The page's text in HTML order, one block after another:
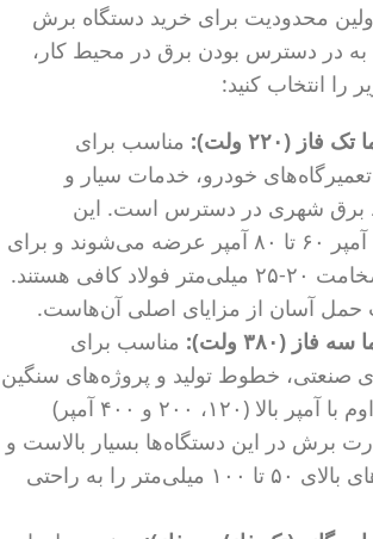
محدودیت برای خرید دستگاه برش
در دسترس بودن برق در محیط کار،
را انتخاب کنید:
(۲۲۰ ولت):
مناسب برای
خودرو، خدمات سیار و
برق شهری در دسترس است. این
دستگاه‌ها معمولاً تا آمپر ۶۰ تا ۸۰ آمپر عرضه می‌شوند و برای
برش ورق‌های تا ضخامت ۲۰-۲۵ میلی‌متر فولاد کافی هستند.
حمل آسان از مزایای اصلی آن‌هاست.
(۳۸۰ ولت):
مناسب برای
صنعتی، خطوط تولید و پروژه‌های سنگین
که نیاز به برش مداوم با آمپر بالا (۱۲۰، ۲۰۰ و ۴۰۰ آمپر)
برش در این دستگاه‌ها بسیار بالاست و
می‌توانند ضخامت‌های بالای ۵۰ تا ۱۰۰ میلی‌متر را به راحتی